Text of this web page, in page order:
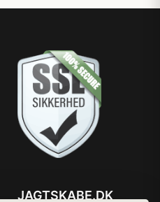
JAGTSKABE.DK